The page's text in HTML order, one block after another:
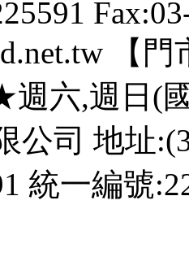
【
週六,週日(
公司 地址
統一編號